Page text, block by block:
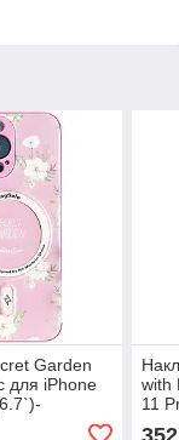
Garden
для iPhone
with
11